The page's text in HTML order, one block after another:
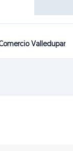
Valledupar